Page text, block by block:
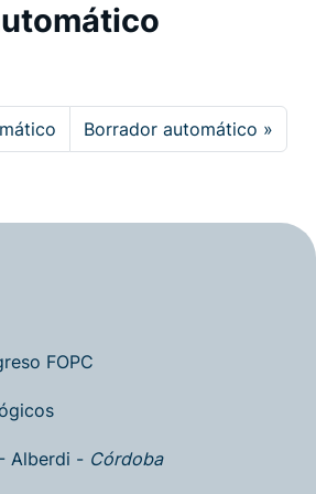
Borrador automático
FOPC
Alberdi - Córdoba